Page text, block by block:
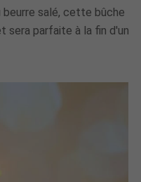
beurre salé, cette bûche
sera parfaite à la fin d'un